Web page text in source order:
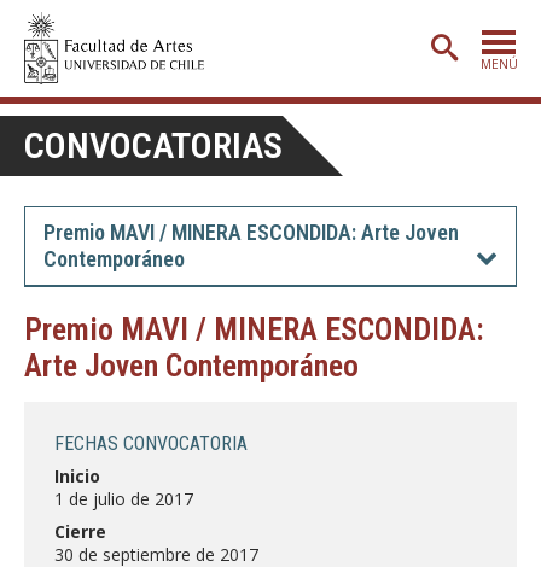
MENÚ
PORTADA
ADMISIÓN
ETAPA BÁSICA
POSTGRADO
EXTENSIÓN
BIBLIOTECA
DEPARTAMENTOS
FACULTAD
CONVOCATORIAS
Premio MAVI / MINERA ESCONDIDA: Arte Joven
Contemporáneo
Premio MAVI / MINERA ESCONDIDA:
Arte Joven Contemporáneo
FECHAS CONVOCATORIA
Inicio
1 de julio de 2017
Cierre
30 de septiembre de 2017